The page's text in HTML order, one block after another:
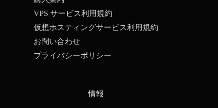
VPS サービス利用規約
仮想ホスティングサービス利用規約
お問い合わせ
プライバシーポリシー
情報